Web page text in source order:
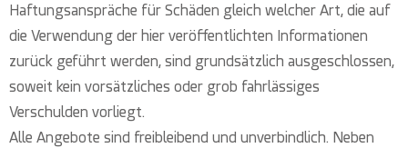
Haftungsanspräche für Schäden gleich welcher Art, die auf
die Verwendung der hier veröffentlichten Informationen
zurück geführt werden, sind grundsätzlich ausgeschlossen,
soweit kein vorsätzliches oder grob fahrlässiges
Verschulden vorliegt.
Alle Angebote sind freibleibend und unverbindlich. Neben